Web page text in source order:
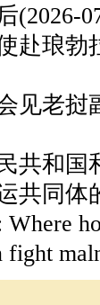
(2026-
赴琅勃
见老挝
共和国
共同体
Where
fight